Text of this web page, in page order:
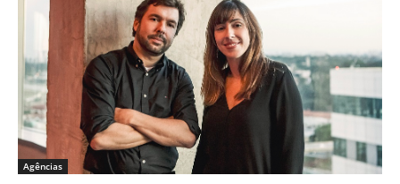
Agências